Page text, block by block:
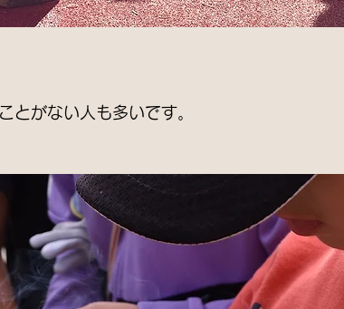
とがない人も多いです。